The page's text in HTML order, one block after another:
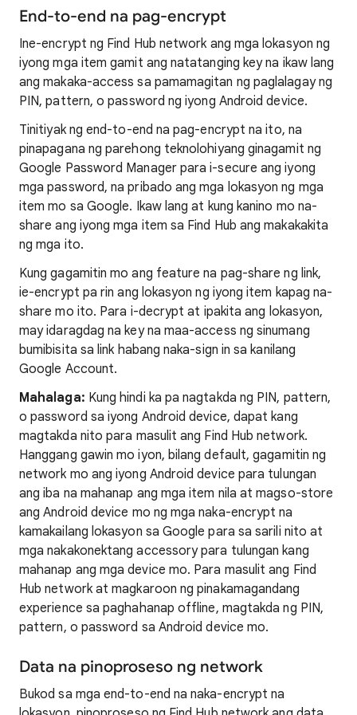
End-to-end na pag-encrypt
Ine-encrypt ng Find Hub network ang mga lokasyon ng
iyong mga item gamit ang natatanging key na ikaw lang
ang makaka-access sa pamamagitan ng paglalagay ng
PIN, pattern, o password ng iyong Android device.
Tinitiyak ng end-to-end na pag-encrypt na ito, na
pinapagana ng parehong teknolohiyang ginagamit ng
Google Password Manager para i-secure ang iyong
mga password, na pribado ang mga lokasyon ng mga
item mo sa Google. Ikaw lang at kung kanino mo na-
share ang iyong mga item sa Find Hub ang makakakita
ng mga ito.
Kung gagamitin mo ang feature na pag-share ng link,
ie-encrypt pa rin ang lokasyon ng iyong item kapag na-
share mo ito. Para i-decrypt at ipakita ang lokasyon,
may idaragdag na key na maa-access ng sinumang
bumibisita sa link habang naka-sign in sa kanilang
Google Account.
Mahalaga: Kung hindi ka pa nagtakda ng PIN, pattern,
o password sa iyong Android device, dapat kang
magtakda nito para masulit ang Find Hub network.
Hanggang gawin mo iyon, bilang default, gagamitin ng
network mo ang iyong Android device para tulungan
ang iba na mahanap ang mga item nila at magso-store
ang Android device mo ng mga naka-encrypt na
kamakailang lokasyon sa Google para sa sarili nito at
mga nakakonektang accessory para tulungan kang
mahanap ang mga device mo. Para masulit ang Find
Hub network at magkaroon ng pinakamagandang
experience sa paghahanap offline, magtakda ng PIN,
pattern, o password sa Android device mo.
Data na pinoproseso ng network
Bukod sa mga end-to-end na naka-encrypt na